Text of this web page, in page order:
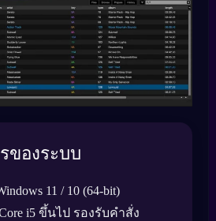
ของระบบ
11 / 10 (64-bit)
i5 ขึ้นไป รองรับคำสั่ง